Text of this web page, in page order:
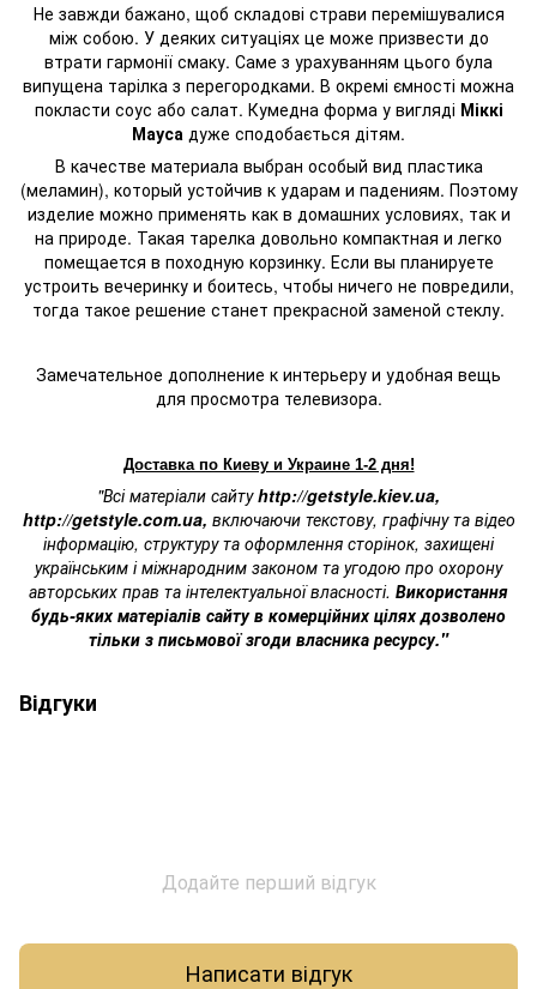
Не завжди бажано, щоб складові страви перемішувалися
між собою. У деяких ситуаціях це може призвести до
втрати гармонії смаку. Саме з урахуванням цього була
випущена тарілка з перегородками. В окремі ємності можна
покласти соус або салат. Кумедна форма у вигляді Міккі
Мауса дуже сподобається дітям.
В качестве материала выбран особый вид пластика
(меламин), который устойчив к ударам и падениям. Поэтому
изделие можно применять как в домашних условиях, так и
на природе. Такая тарелка довольно компактная и легко
помещается в походную корзинку. Если вы планируете
устроить вечеринку и боитесь, чтобы ничего не повредили,
тогда такое решение станет прекрасной заменой стеклу.
Замечательное дополнение к интерьеру и удобная вещь
для просмотра телевизора.
Доставка по Киеву и Украине 1-2 дня!
"Всі матеріали сайтуhttp://getstyle.kiev.ua,
http://getstyle.com.ua, включаючи текстову, графічну та відео
інформацію, структуру та оформлення сторінок, захищені
українським і міжнародним законом та угодою про охорону
авторських прав та інтелектуальної власності. Використання
будь-яких матеріалів сайту в комерційних цілях дозволено
тільки з письмової згоди власника ресурсу."
Відгуки
Додайте перший відгук
Написати відгук